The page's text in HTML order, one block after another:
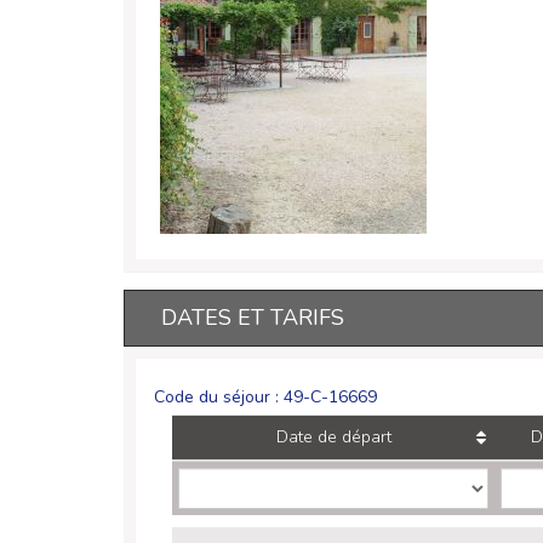
DATES ET TARIFS
Code du séjour : 49-C-16669
Date de départ